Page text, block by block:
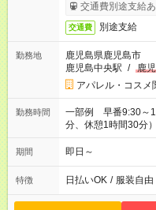
交通費別途支給あ
交通費 別途支給
勤務地
鹿児島県鹿児島市
鹿児島中央駅 / 鹿
アパレル・コスメ
勤務時間
一部例 早番9:30～
分、休憩1時間30分）
期間 即日～
特徴 日払いOK / 服装自由